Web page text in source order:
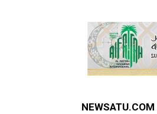
NEWSATU.COM